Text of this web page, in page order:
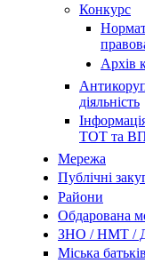
Конкурс
Архів
діяльність
ТОТ та
Мережа
Публічні
Райони
Обдарована
ЗНО / НМТ /
Міська